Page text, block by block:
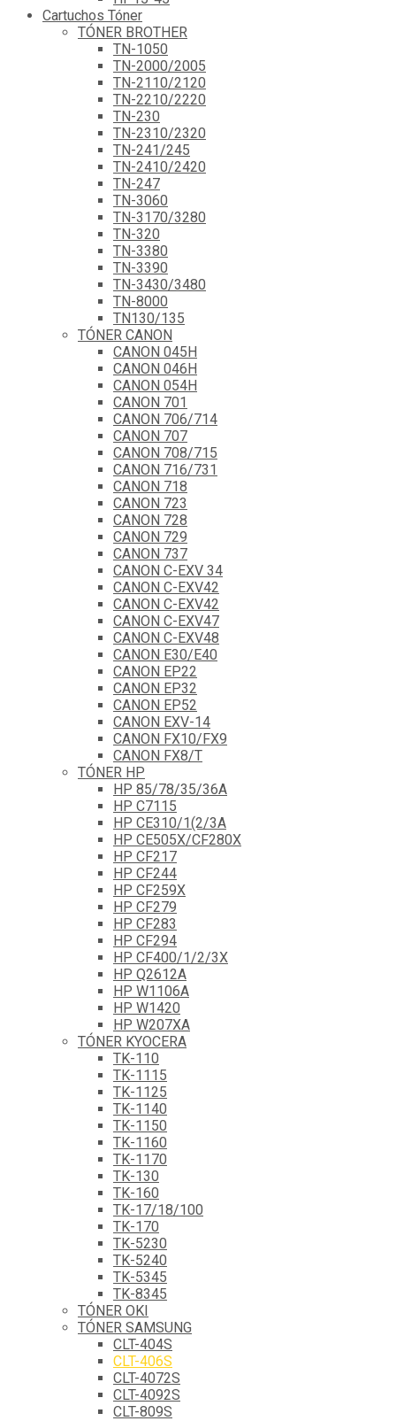
Cartuchos Tóner
TÓNER BROTHER
TN-1050
TN-2000/2005
TN-2110/2120
TN-2210/2220
TN-230
TN-2310/2320
TN-241/245
TN-2410/2420
TN-247
TN-3060
TN-3170/3280
TN-320
TN-3380
TN-3390
TN-3430/3480
TN-8000
TN130/135
TÓNER CANON
CANON 045H
CANON 046H
CANON 054H
CANON 701
CANON 706/714
CANON 707
CANON 708/715
CANON 716/731
CANON 718
CANON 723
CANON 728
CANON 729
CANON 737
CANON C-EXV 34
CANON C-EXV42
CANON C-EXV42
CANON C-EXV47
CANON C-EXV48
CANON E30/E40
CANON EP22
CANON EP32
CANON EP52
CANON EXV-14
CANON FX10/FX9
CANON FX8/T
TÓNER HP
HP 85/78/35/36A
HP C7115
HP CE310/1(2/3A
HP CE505X/CF280X
HP CF217
HP CF244
HP CF259X
HP CF279
HP CF283
HP CF294
HP CF400/1/2/3X
HP Q2612A
HP W1106A
HP W1420
HP W207XA
TÓNER KYOCERA
TK-110
TK-1115
TK-1125
TK-1140
TK-1150
TK-1160
TK-1170
TK-130
TK-160
TK-17/18/100
TK-170
TK-5230
TK-5240
TK-5345
TK-8345
TÓNER OKI
TÓNER SAMSUNG
CLT-404S
CLT-406S
CLT-4072S
CLT-4092S
CLT-809S